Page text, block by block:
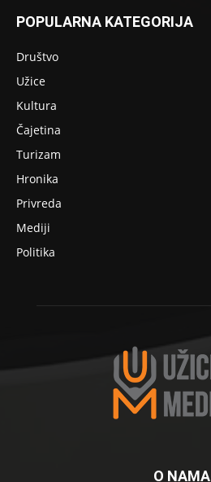
POPULARNA KATEGORIJA
Društvo
Užice
Kultura
Čajetina
Turizam
Hronika
Privreda
Mediji
Politika
O NAMA